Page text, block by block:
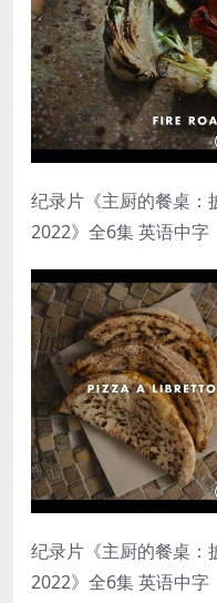
纪录片《主厨的餐桌：
2022》全6集 英语中字
纪录片《主厨的餐桌：
2022》全6集 英语中字